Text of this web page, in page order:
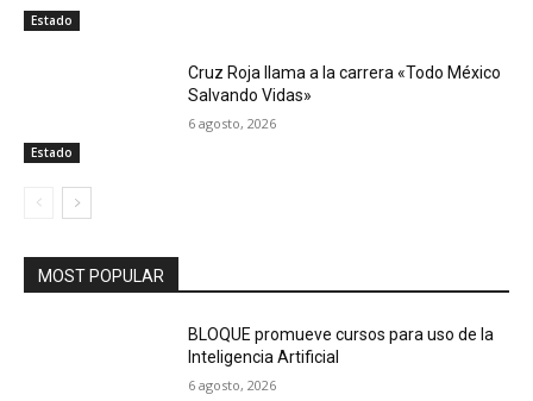
Estado
Estado
Cruz Roja llama a la carrera «Todo México
Salvando Vidas»
6 agosto, 2026
MOST POPULAR
BLOQUE promueve cursos para uso de la
Inteligencia Artificial
6 agosto, 2026